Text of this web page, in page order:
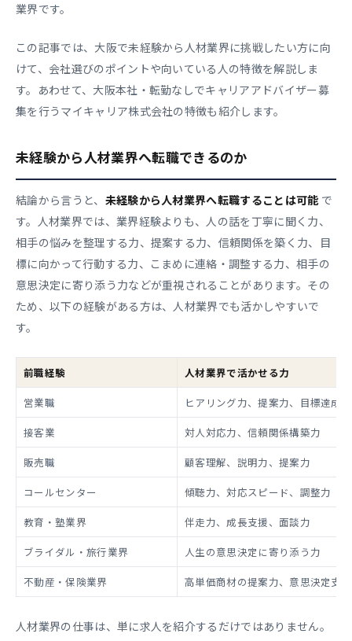
業界です。
この記事では、大阪で未経験から人材業界に挑戦したい方に向
けて、会社選びのポイントや向いている人の特徴を解説しま
す。あわせて、大阪本社・転勤なしでキャリアアドバイザー募
集を行うマイキャリア株式会社の特徴も紹介します。
未経験から人材業界へ転職できるのか
結論から言うと、 未経験から人材業界へ転職することは可能で
す。人材業界では、業界経験よりも、人の話を丁寧に聞く力、
相手の悩みを整理する力、提案する力、信頼関係を築く力、目
標に向かって行動する力、こまめに連絡・調整する力、相手の
意思決定に寄り添う力などが重視されることがあります。その
ため、以下の経験がある方は、人材業界でも活かしやすいで
す。
前職経験
人材業界で活かせる力
営業職
ヒアリング力、提案力、目標達成力
接客業
対人対応力、信頼関係構築力
販売職
顧客理解、説明力、提案力
コールセンター
傾聴力、対応スピード、調整力
教育・塾業界
伴走力、成長支援、面談力
ブライダル・旅行業界
人生の意思決定に寄り添う力
不動産・保険業界
高単価商材の提案力、意思決定支援
人材業界の仕事は、単に求人を紹介するだけではありません。